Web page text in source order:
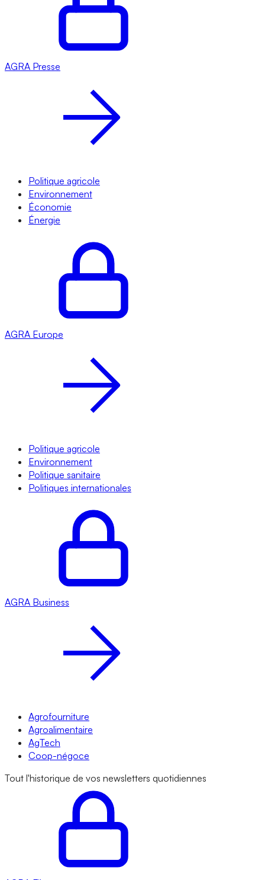
AGRA Presse
Politique agricole
Environnement
Économie
Énergie
AGRA Europe
Politique agricole
Environnement
Politique sanitaire
Politiques internationales
AGRA Business
Agrofourniture
Agroalimentaire
AgTech
Coop-négoce
Tout l'historique de vos newsletters quotidiennes